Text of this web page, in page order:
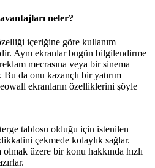
neler?
içeriğine göre kullanım
Aynı ekranlar bugün bilgilendirme
mecrasına veya bir sinema
da onu kazançlı bir yatırım
ekranların özelliklerini şöyle
tablosu olduğu için istenilen
çekmede kolaylık sağlar.
olmak üzere bir konu hakkında hızlı